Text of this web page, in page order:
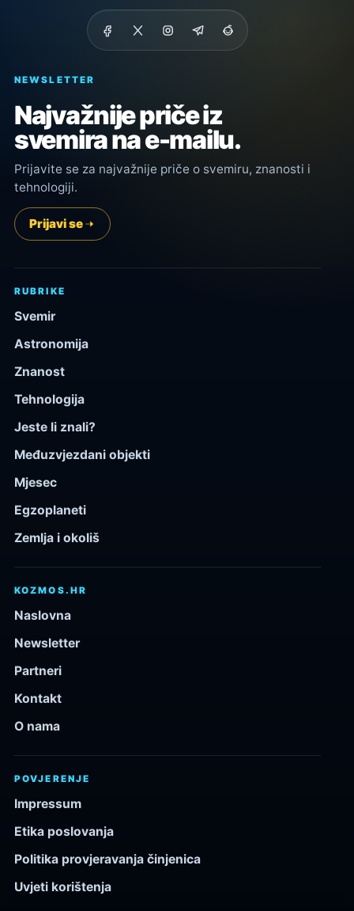
NEWSLETTER
Najvažnije priče iz
svemira na e-mailu.
Prijavite se za najvažnije priče o svemiru, znanosti i
tehnologiji.
Prijavi se
RUBRIKE
Svemir
Astronomija
Znanost
Tehnologija
Jeste li znali?
Međuzvjezdani objekti
Mjesec
Egzoplaneti
Zemlja i okoliš
KOZMOS.HR
Naslovna
Newsletter
Partneri
Kontakt
O nama
POVJERENJE
Impressum
Etika poslovanja
Politika provjeravanja činjenica
Uvjeti korištenja